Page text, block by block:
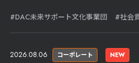
DAC未来サポート文化事業団 社会
NEW
コーポレート
2026.08.06